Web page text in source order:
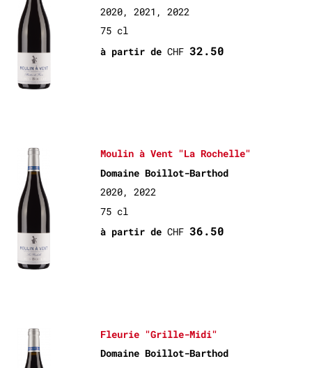
2020, 2021, 2022
75 cl
à partir de CHF32.50
Moulin à Vent "La Rochelle"
Domaine Boillot-Barthod
2020, 2022
75 cl
à partir de CHF36.50
Fleurie "Grille-Midi"
Domaine Boillot-Barthod